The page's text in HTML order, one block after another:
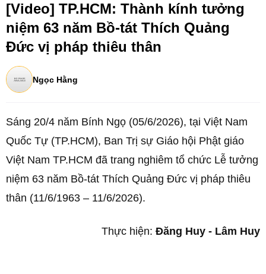
[Video] TP.HCM: Thành kính tưởng
niệm 63 năm Bồ-tát Thích Quảng
Đức vị pháp thiêu thân
Ngọc Hằng
Sáng 20/4 năm Bính Ngọ (05/6/2026), tại Việt Nam
Quốc Tự (TP.HCM), Ban Trị sự Giáo hội Phật giáo
Việt Nam TP.HCM đã trang nghiêm tổ chức Lễ tưởng
niệm 63 năm Bồ-tát Thích Quảng Đức vị pháp thiêu
thân (11/6/1963 – 11/6/2026).
Thực hiện: Đăng Huy - Lâm Huy